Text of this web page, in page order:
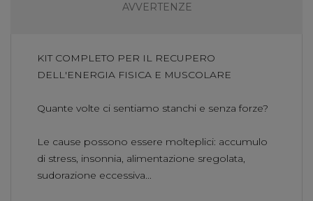
AVVERTENZE
KIT COMPLETO PER IL RECUPERO
DELL'ENERGIA FISICA E MUSCOLARE
Quante volte ci sentiamo stanchi e senza forze?
Le cause possono essere molteplici: accumulo
di stress, insonnia, alimentazione sregolata,
sudorazione eccessiva...